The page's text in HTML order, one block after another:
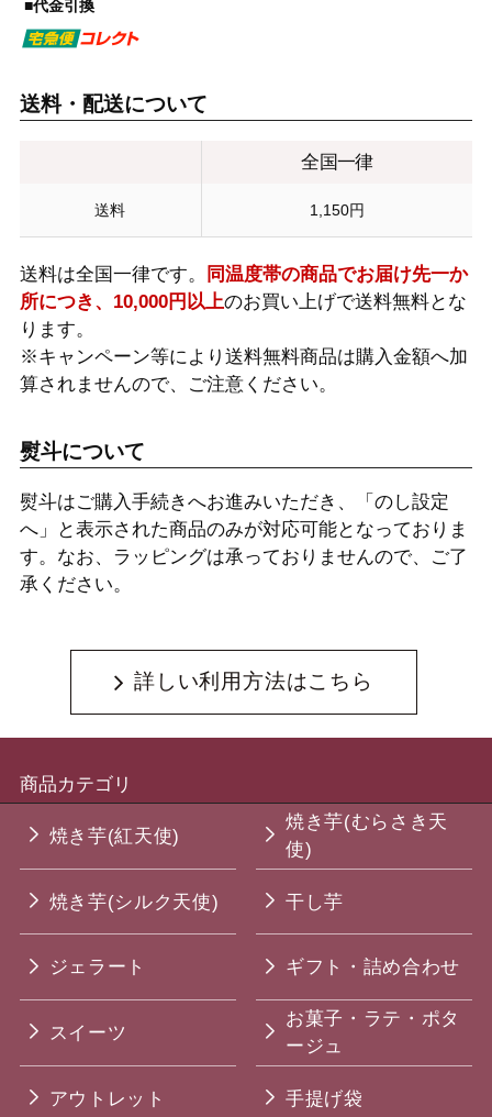
■代金引換
送料・配送について
全国一律
送料 1,150円
送料は全国一律です。
同温度帯の商品でお届け先一か
所につき、10,000円以上のお買い上げで送料無料とな
ります。
※キャンペーン等により送料無料商品は購入金額へ加
算されませんので、ご注意ください。
熨斗について
熨斗はご購入手続きへお進みいただき、「のし設定
へ」と表示された商品のみが対応可能となっておりま
す。なお、ラッピングは承っておりませんので、ご了
承ください。
詳しい利用方法はこちら
商品カテゴリ
焼き芋(紅天使)
焼き芋(むらさき天
使)
焼き芋(シルク天使) 干し芋
ジェラート ギフト・詰め合わせ
スイーツ
お菓子・ラテ・ポタ
ージュ
アウトレット 手提げ袋